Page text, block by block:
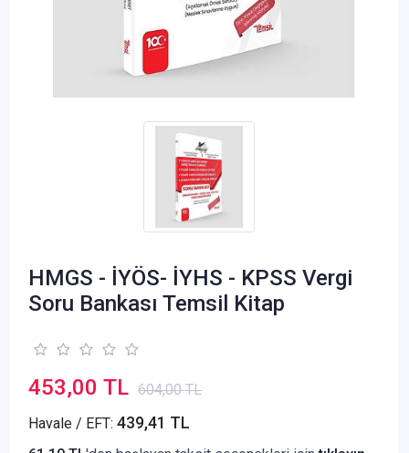
HMGS - İYÖS- İYHS - KPSS Vergi
Soru Bankası Temsil Kitap
453,00 TL 604,00 TL
Havale / EFT: 439,41 TL